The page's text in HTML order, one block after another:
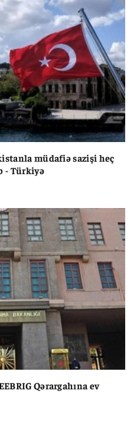
müdafiə sazişi heç
- Türkiyə
Qərargahına ev